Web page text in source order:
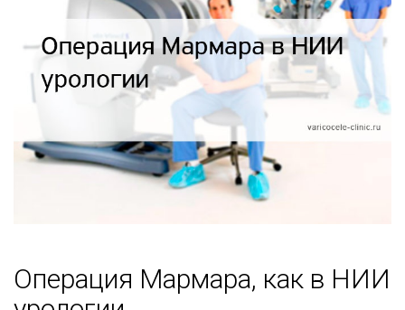
Операция Мармара, как в НИИ